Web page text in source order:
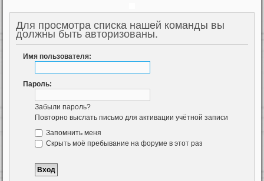
Для просмотра списка нашей команды вы
должны быть авторизованы.
Имя пользователя:
Пароль:
Забыли пароль?
Повторно выслать письмо для активации учётной записи
Запомнить меня
Скрыть моё пребывание на форуме в этот раз